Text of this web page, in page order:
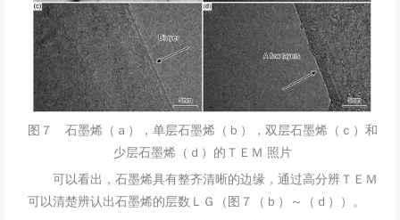
图７ 石墨烯（ａ），单层石墨烯（ｂ），双层石墨烯（ｃ）和
少层石墨烯（ｄ）的ＴＥＭ 照片
可以看出，石墨烯具有整齐清晰的边缘，通过高分辨ＴＥＭ
可以清楚辨认出石墨烯的层数ＬＧ（图７（ｂ）～（ｄ））。